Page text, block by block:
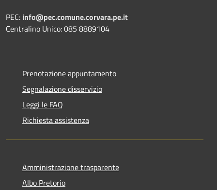
PEC: info@pec.comune.corvara.pe.it
Centralino Unico: 085 8889104
Prenotazione appuntamento
Segnalazione disservizio
Leggi le FAQ
Richiesta assistenza
Amministrazione trasparente
Albo Pretorio